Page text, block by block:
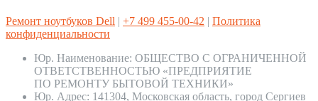
Ремонт ноутбуков Dell | +7 499 455-00-42 | Политика
конфиденциальности
Юр. Наименование: ОБЩЕСТВО С ОГРАНИЧЕННОЙ
ОТВЕТСТВЕННОСТЬЮ «ПРЕДПРИЯТИЕ
ПО РЕМОНТУ БЫТОВОЙ ТЕХНИКИ»
Юр. Адрес: 141304, Московская область, город Сергиев